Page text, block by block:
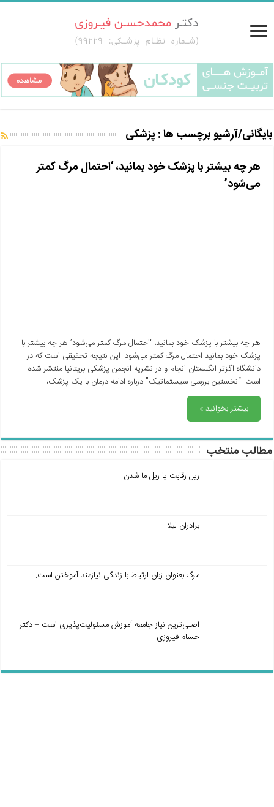
بایگانی/آرشیو برچسب ها : پزشکی
هر چه بیشتر با پزشک خود بمانید، ‘احتمال مرگ کمتر
می‌شود’
هر چه بیشتر با پزشک خود بمانید، ‘احتمال مرگ کمتر می‌شود’ هر چه بیشتر با
پزشک خود بمانید احتمال مرگ کمتر می‌شود. این نتیجه تحقیقی است که در
دانشگاه اگزتر انگلستان انجام و در نشریه انجمن پزشکی بریتانیا منتشر شده
است. “نخستین بررسی سیستماتیک” درباره ادامه درمان با یک پزشک، …
بیشتر بخوانید »
مطالب منتخب
ریل رقابت یا ریل ما شدن
برادران لیلا
مرگ بعنوان زبان ارتباط با زندگی نیازمند آموختن است.
اصلی‌ترین نیاز جامعه آموزش مسئولیت‌پذیری است – دکتر
حسام فیروزی